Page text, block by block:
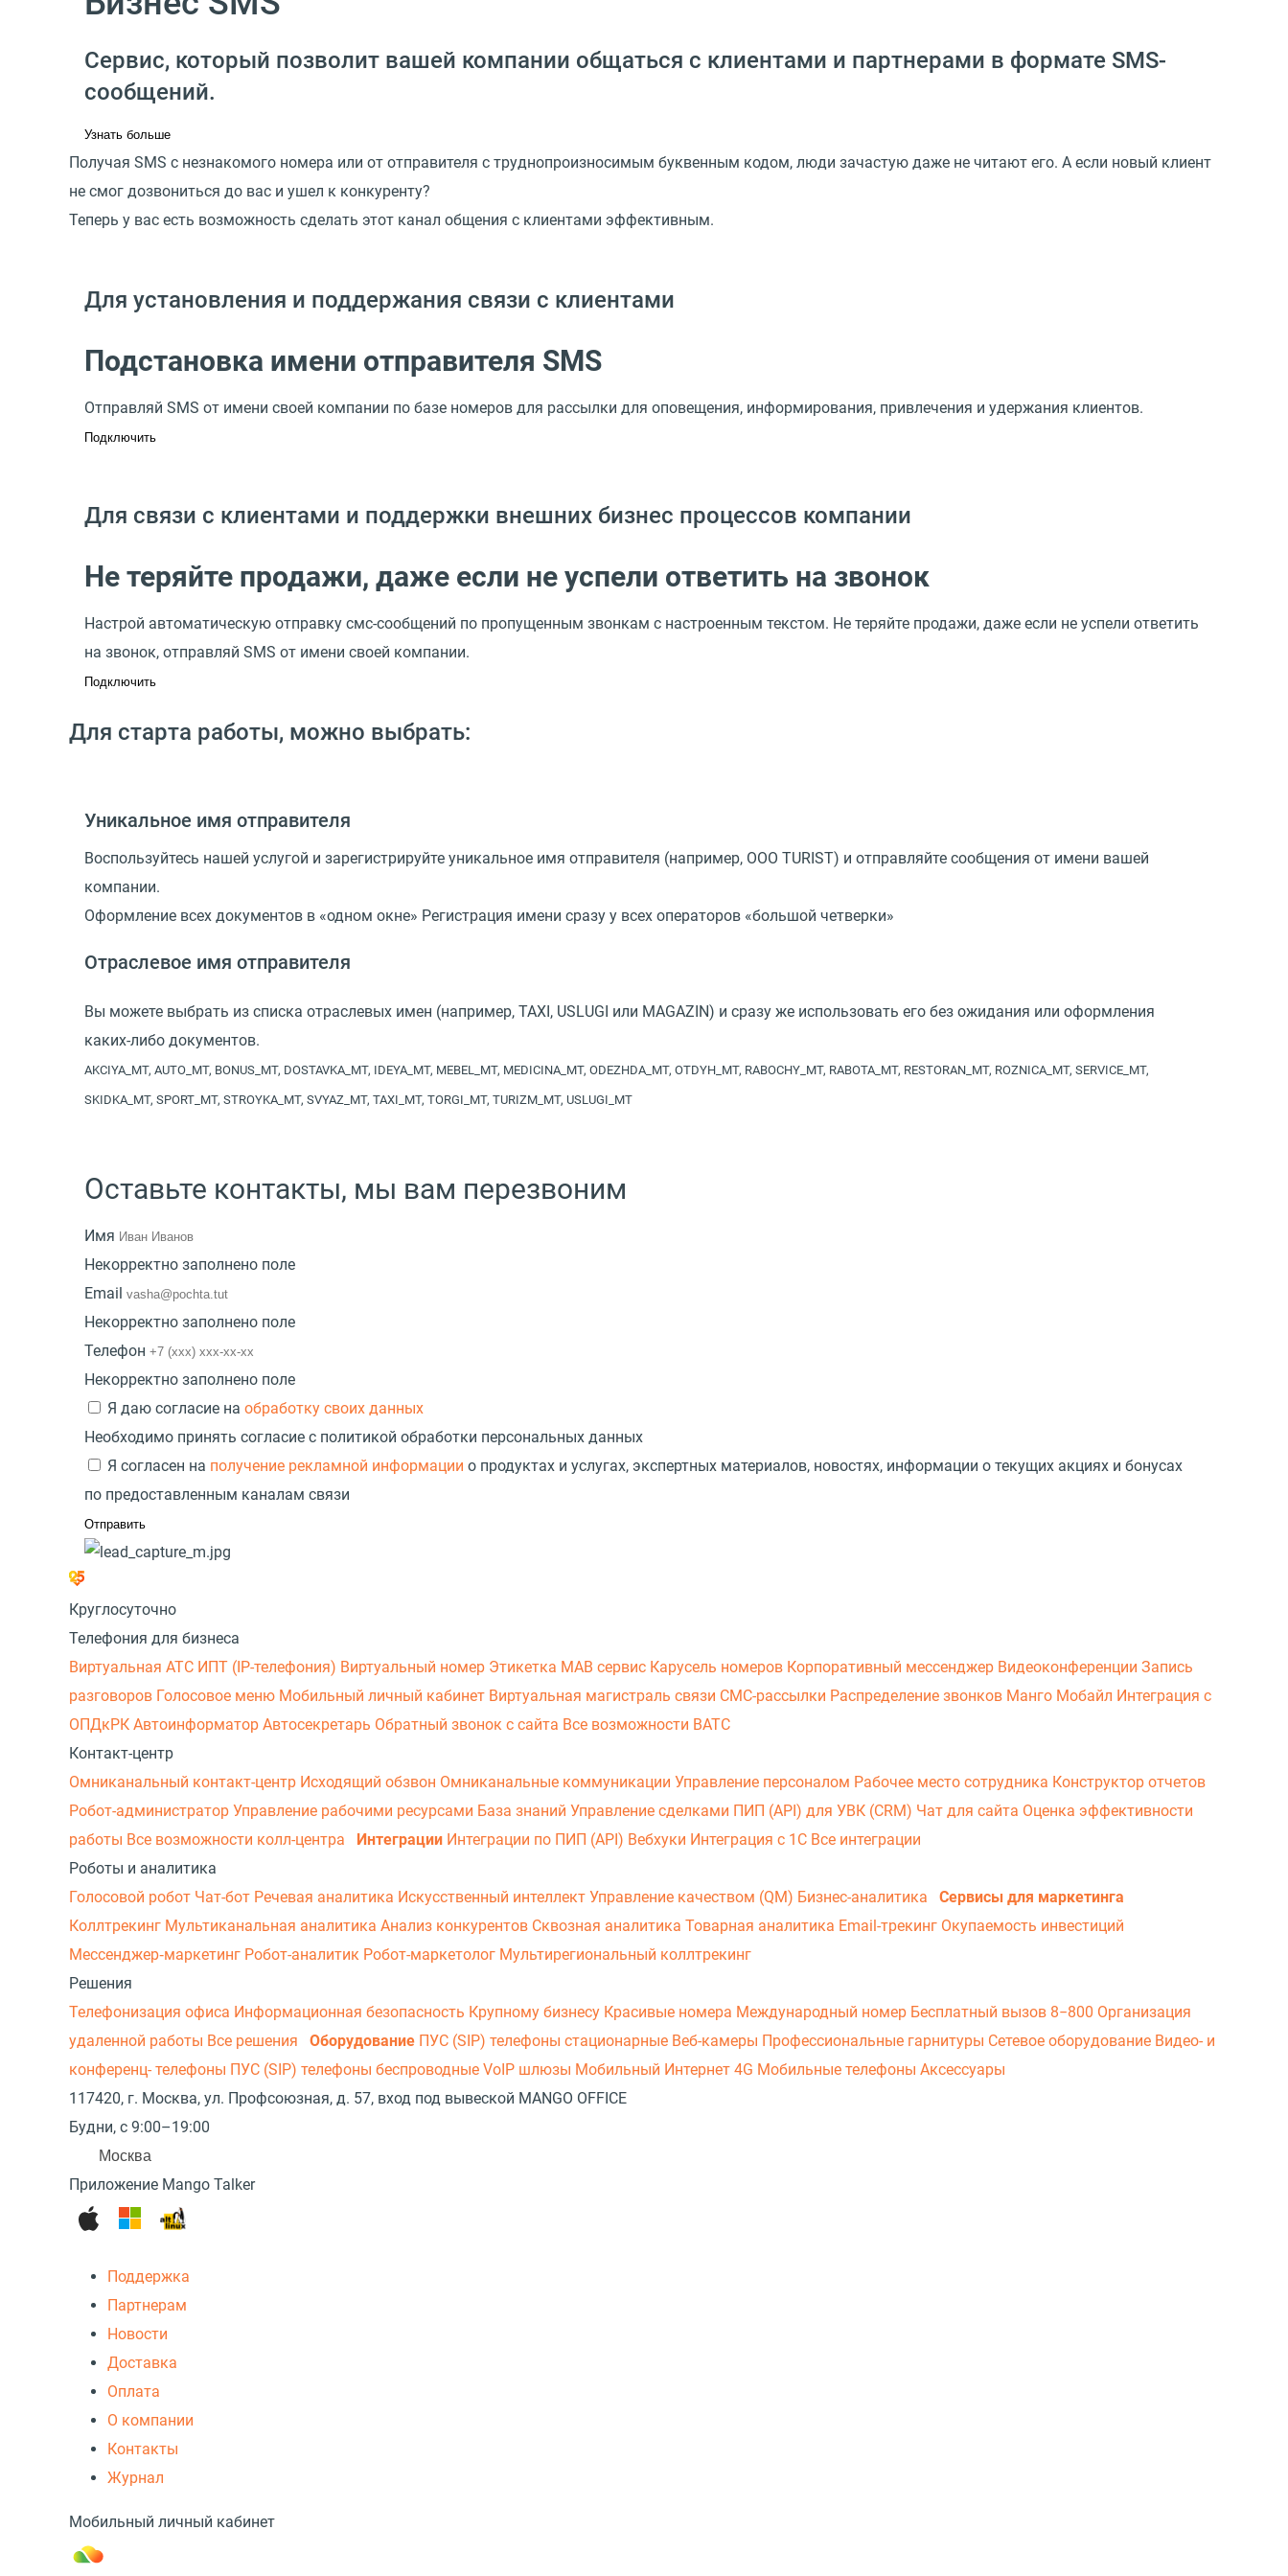
Сервис, который позволит вашей компании общаться с клиентами и партнерами в формате SMS-
сообщений.
Узнать больше
Получая SMS с незнакомого номера или от отправителя с труднопроизносимым буквенным кодом, люди зачастую даже не читают его. А если новый клиент
не смог дозвониться до вас и ушел к конкуренту?
Теперь у вас есть возможность сделать этот канал общения с клиентами эффективным.
Для установления и поддержания связи с клиентами
Подстановка имени отправителя SMS
Отправляй SMS от имени своей компании по базе номеров для рассылки для оповещения, информирования, привлечения и удержания клиентов.
Подключить
Для связи с клиентами и поддержки внешних бизнес процессов компании
Не теряйте продажи, даже если не успели ответить на звонок
Настрой автоматическую отправку смс-сообщений по пропущенным звонкам с настроенным текстом. Не теряйте продажи, даже если не успели ответить
на звонок, отправляй SMS от имени своей компании.
Подключить
Для старта работы, можно выбрать:
Уникальное имя отправителя
Воспользуйтесь нашей услугой и зарегистрируйте уникальное имя отправителя (например, OOO TURIST) и отправляйте сообщения от имени вашей
компании.
Оформление всех документов в «одном окне» Регистрация имени сразу у всех операторов «большой четверки»
Отраслевое имя отправителя
Вы можете выбрать из списка отраслевых имен (например, TAXI, USLUGI или MAGAZIN) и сразу же использовать его без ожидания или оформления
каких-либо документов.
AKCIYA_MT, AUTO_MT, BONUS_MT, DOSTAVKA_MT, IDEYA_MT, MEBEL_MT, MEDICINA_MT, ODEZHDA_MT, OTDYH_MT, RABOCHY_MT, RABOTA_MT, RESTORAN_MT, ROZNICA_MT, SERVICE_MT,
SKIDKA_MT, SPORT_MT, STROYKA_MT, SVYAZ_MT, TAXI_MT, TORGI_MT, TURIZM_MT, USLUGI_MT
Оставьте контакты, мы вам перезвоним
Имя
Некорректно заполнено поле
Email
Некорректно заполнено поле
Телефон
Некорректно заполнено поле
Я даю согласие на обработку своих данных
Необходимо принять согласие с политикой обработки персональных данных
Я согласен на получение рекламной информации о продуктах и услугах, экспертных материалов, новостях, информации о текущих акциях и бонусах
по предоставленным каналам связи
Круглосуточно
Телефония для бизнеса
Виртуальная АТС ИПТ (IP-телефония) Виртуальный номер Этикетка МАВ сервис Карусель номеров Корпоративный мессенджер Видеоконференции Запись
разговоров Голосовое меню Мобильный личный кабинет Виртуальная магистраль связи СМС-рассылки Распределение звонков Манго Мобайл Интеграция с
ОПДкРК Автоинформатор Автосекретарь Обратный звонок с сайта Все возможности ВАТС
Контакт-центр
Омниканальный контакт-центр Исходящий обзвон Омниканальные коммуникации Управление персоналом Рабочее место сотрудника Конструктор отчетов
Робот-администратор Управление рабочими ресурсами База знаний Управление сделками ПИП (API) для УВК (CRM) Чат для сайта Оценка эффективности
работы Все возможности колл-центра Интеграции Интеграции по ПИП (API) Вебхуки Интеграция с 1С Все интеграции
Роботы и аналитика
Голосовой робот Чат-бот Речевая аналитика Искусственный интеллект Управление качеством (QM) Бизнес-аналитика
Сервисы для маркетинга
Коллтрекинг Мультиканальная аналитика Анализ конкурентов Сквозная аналитика Товарная аналитика Email-трекинг Окупаемость инвестиций
Мессенджер‑маркетинг Робот-аналитик Робот-маркетолог Мультирегиональный коллтрекинг
Решения
Телефонизация офиса Информационная безопасность Крупному бизнесу Красивые номера Международный номер Бесплатный вызов 8−800 Организация
удаленной работы Все решения Оборудование ПУС (SIP) телефоны стационарные Веб-камеры Профессиональные гарнитуры Сетевое оборудование Видео- и
конференц- телефоны ПУС (SIP) телефоны беспроводные VoIP шлюзы Мобильный Интернет 4G Мобильные телефоны Аксессуары
117420, г. Москва, ул. Профсоюзная, д. 57, вход под вывеской MANGO OFFICE
Будни, с 9:00–19:00
Москва
Приложение Mango Talker
Поддержка
Партнерам
Новости
Доставка
Оплата
О компании
Контакты
Журнал
Мобильный личный кабинет